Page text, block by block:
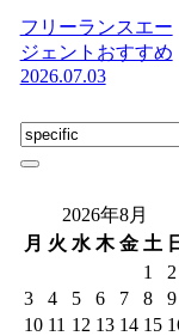
フリーランスエー
ジェントおすすめ
2026.07.03
2026年8月
月 火 水 木 金 土
1
2
3
4 5 6 7 8
9
10 11 12 13 14 15